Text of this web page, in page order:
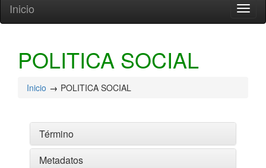
Inicio
POLITICA SOCIAL
Inicio POLITICA SOCIAL
Término
Metadatos